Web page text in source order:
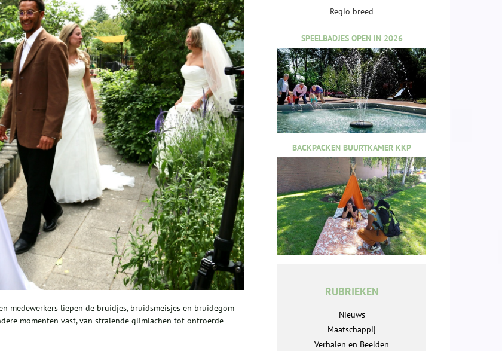
medewerkers liepen de bruidjes, bruidsmeisjes en bruidegom
momenten vast, van stralende glimlachen tot ontroerde
Regio breed
SPEELBADJES OPEN IN 2026
BACKPACKEN BUURTKAMER KKP
RUBRIEKEN
Nieuws
Maatschappij
Verhalen en Beelden